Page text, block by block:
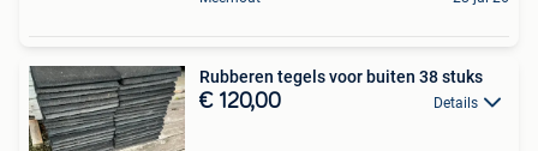
Rubberen tegels voor buiten 38 stuks
€ 120,00 Details